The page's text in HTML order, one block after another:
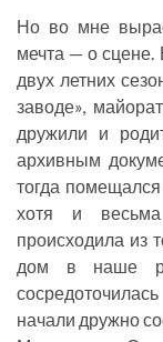
Но во мне
мечта — о
двух летних
заводе»,
дружили и
архивным
тогда
хотя и
происходила из
дом в наше
начали дружно